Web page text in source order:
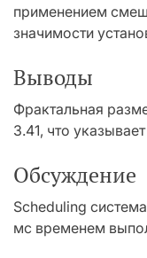
применением
значимости
Выводы
Фрактальная
3.41, что
Обсуждение
Scheduling
мс временем